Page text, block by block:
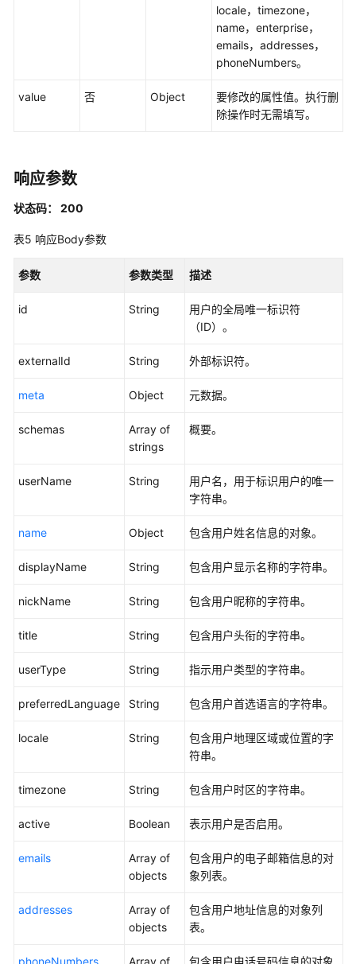
分
管
应
管
应
配
理
程
证
置
locale，timezone，
name，enterprise，
emails，addresses，
phoneNumbers。
value 否 Object
要修改的属性值。执行删
除操作时无需填写。
响应参数
状态码： 200
表5 响应Body参数
参数 参数类型 描述
id String
用户的全局唯一标识符
（ID）。
externalId String 外部标识符。
meta Object 元数据。
schemas
Array of
strings
概要。
userName String
用户名，用于标识用户的唯一
字符串。
name Object 包含用户姓名信息的对象。
displayName String 包含用户显示名称的字符串。
nickName String 包含用户昵称的字符串。
title String 包含用户头衔的字符串。
userType String 指示用户类型的字符串。
preferredLanguage String 包含用户首选语言的字符串。
locale String
包含用户地理区域或位置的字
符串。
timezone String 包含用户时区的字符串。
active Boolean 表示用户是否启用。
emails
Array of
objects
包含用户的电子邮箱信息的对
象列表。
addresses
Array of
objects
包含用户地址信息的对象列
表。
phoneNumbers Array of 包含用户电话号码信息的对象